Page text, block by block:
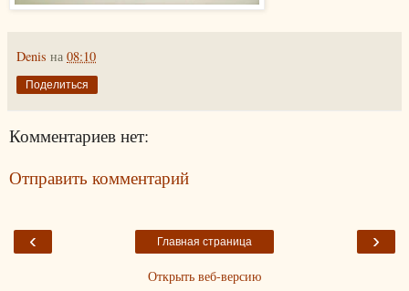
Denis на 08:10
Поделиться
Комментариев нет:
Отправить комментарий
‹ ›
Главная страница
Открыть веб-версию